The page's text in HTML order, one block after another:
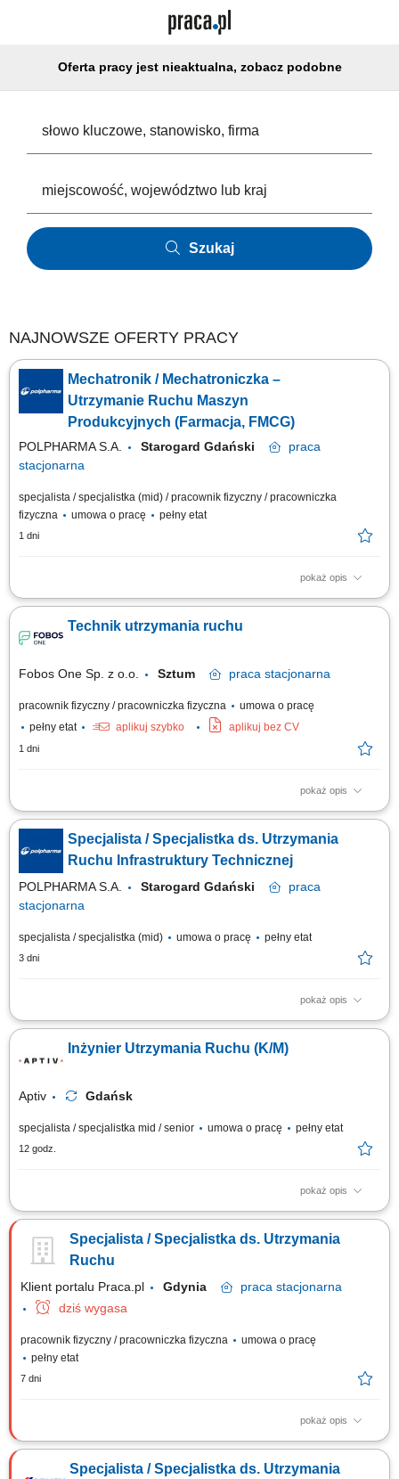
Oferta pracy jest nieaktualna, zobacz podobne
Szukaj
NAJNOWSZE OFERTY PRACY
Mechatronik / Mechatroniczka –
Utrzymanie Ruchu Maszyn
Produkcyjnych (Farmacja, FMCG)
POLPHARMA S.A. Starogard Gdański
praca
stacjonarna
specjalista / specjalistka (mid) / pracownik fizyczny / pracowniczka
fizyczna
umowa o pracę pełny etat
1 dni
pokaż opis
Zakres obowiązków: Zapewnienie sprawności technicznej maszyn i
konserwację. Usuwanie awarii oraz podejmowanie działań
ograniczających ryzyko przestojów produkcyjnych. Wykonywanie
Technik utrzymania ruchu
Fobos One Sp. z o.o. Sztum praca stacjonarna
pracownik fizyczny / pracowniczka fizyczna
umowa o pracę
pełny etat
aplikuj szybko aplikuj bez CV
1 dni
pokaż opis
Twój zakres obowiązków: Utrzymywanie maszyn i urządzeń w dobrym
stanie technicznym; Regularne dokonywanie przeglądów okresowych
maszyn i urządzeń; Szybka reakcja na awarie maszyn w celu uniknięcia
przestojów; Wsparcie techniczne zespołu w obsłudze maszyn i urządzeń;
Dbanie o...
Specjalista / Specjalistka ds. Utrzymania
Ruchu Infrastruktury Technicznej
POLPHARMA S.A. Starogard Gdański
praca
stacjonarna
specjalista / specjalistka (mid) umowa o pracę pełny etat
3 dni
pokaż opis
Zakres obowiązków: Nadzór nad prawidłową pracą urządzeń oraz
Bieżące diagnozowanie i usuwanie awarii, wykonywanie regulacji oraz
działań zapewniających ciągłość dostaw mediów technicznych.
Inżynier Utrzymania Ruchu (K/M)
Aptiv Gdańsk
specjalista / specjalistka mid / senior umowa o pracę pełny etat
12 godz.
pokaż opis
Twoja rola: Będziesz odpowiadać za zapewnienie ciągłości i
produkcyjnych. Twoje obowiązki będą obejmować m.in.: analizę przyczyn
awarii i ich konsekwentne eliminowanie, monitorowanie stanu maszyn
Specjalista / Specjalistka ds. Utrzymania
Ruchu
Klient portalu Praca.pl Gdynia praca stacjonarna
dziś wygasa
pracownik fizyczny / pracowniczka fizyczna
umowa o pracę
pełny etat
7 dni
pokaż opis
Planowanie i koordynowanie przeglądów, napraw oraz remontów
działań zwiększających niezawodność parku maszynowego.
Specjalista / Specjalistka ds. Utrzymania